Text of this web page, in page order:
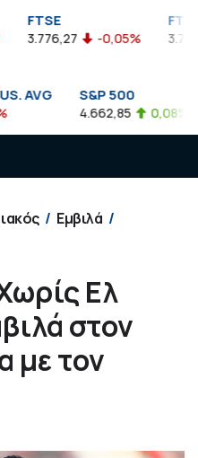
FTSE
3.776,27 -0,05%
AVG S&P 500
4.662,85 0,08%
Εμβιλά
Ελ
στον
με τον